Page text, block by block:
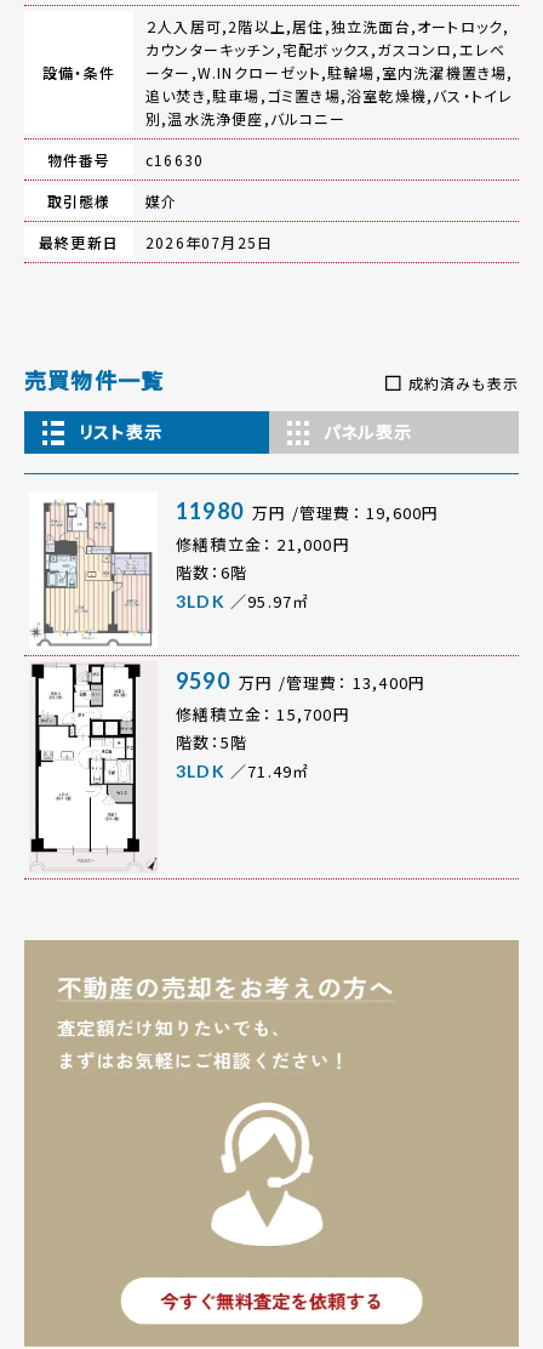
設備・条件
２人入居可,2階以上,居住,独立洗面台,オートロック,
カウンターキッチン,宅配ボックス,ガスコンロ,エレベ
ーター,W.INクローゼット,駐輪場,室内洗濯機置き場,
追い焚き,駐車場,ゴミ置き場,浴室乾燥機,バス・トイレ
別,温水洗浄便座,バルコニー
物件番号
c16630
取引態様
媒介
最終更新日
2026年07月25日
売買物件一覧 成約済みも表示
リスト表示 パネル表示
11980 万円 /管理費： 19,600円
修繕積立金： 21,000円
階数：6階
3LDK ／95.97㎡
9590 万円 /管理費： 13,400円
修繕積立金： 15,700円
階数：5階
3LDK ／71.49㎡